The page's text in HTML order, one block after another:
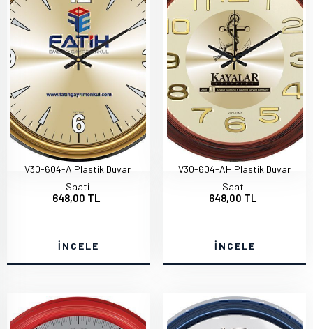
V30-604-A Plastik Duvar
Saati
648,00 TL
İNCELE
V30-604-AH Plastik Duvar
Saati
648,00 TL
İNCELE